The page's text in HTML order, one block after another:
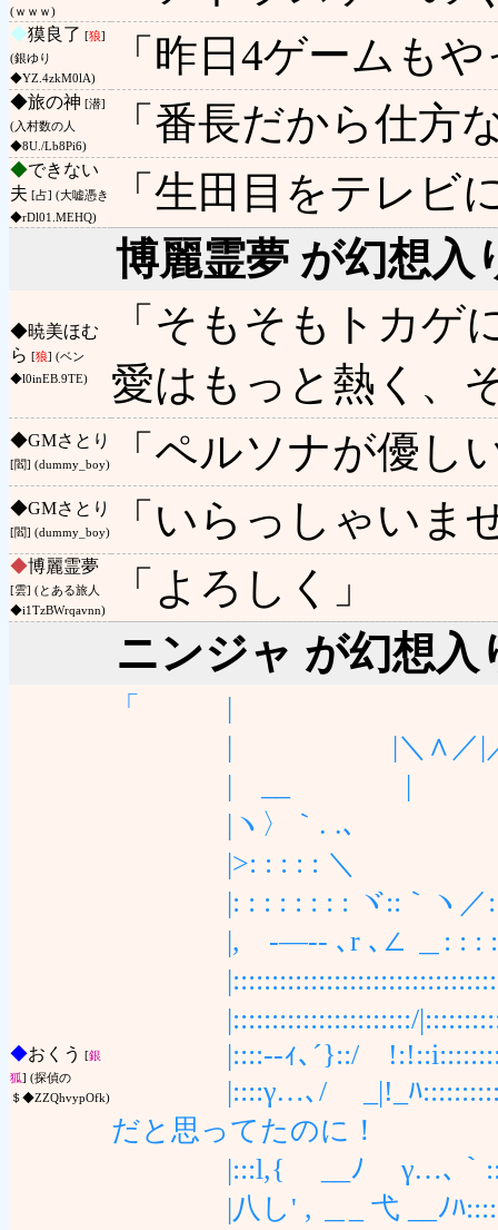
(ｗｗｗ)
◆獏良了 [狼]
(銀ゆり
◆YZ.4zkM0lA)
「昨日4ゲームも
◆旅の神 [潜]
(入村数の人
◆8U./Lb8Pi6)
「番長だから仕方
◆できない
夫 [占] (大嘘憑き
◆rDl01.MEHQ)
「生田目をテレビ
博麗霊夢 が幻想入
◆暁美ほむ
ら [狼] (ベン
◆l0inEB.9TE)
「そもそもトカゲ
愛はもっと熱く、
◆GMさとり
[閻] (dummy_boy) 「ペルソナが優
◆GMさとり
[閻] (dummy_boy) 「いらっしゃいま
◆博麗霊夢
[雲] (とある旅人
◆i1TzBWrqavnn)
「よろしく」
ニンジャ が幻想入
◆おくう [銀
狐] (探偵の
＄◆ZZQhvypOfk)
「 |
| |＼∧／|
| __ | /
|ヽ〉｀.
|>: : : : : ＼ ＿
|: : : : : : : : ヾ::｀ヽ／:
|, -―‐- ､r ､∠
|:::::::::::::::::::::::/
|::::‐-ｨ､´}::/
|::::γ…､/ _|!_ﾊ
だと思ってたのに！
|:::l,{ __ﾉ γ…､｀
|八し' , ＿_ 弋 __ﾉﾊ